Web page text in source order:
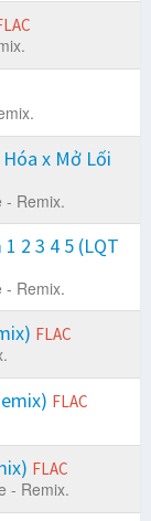
x Mở Lối
- Remix.
2 3 4 5 (LQT
- Remix.
FLAC
FLAC
FLAC
- Remix.